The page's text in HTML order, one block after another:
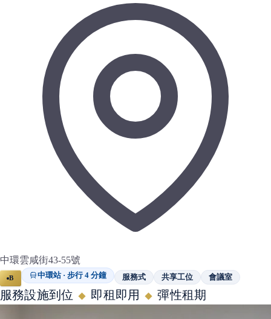
中環雲咸街43-55號
B 中環站 · 步行 4 分鐘 服務式 共享工位 會議室
服務設施到位 ◆ 即租即用 ◆ 彈性租期